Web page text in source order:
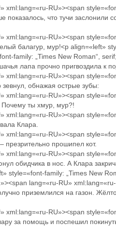
RU»><span
что тучи заслонили
RU»><span
балагур, мур!<p align=«left»
family: „Times New Roman“,
лапа прочно пригвоздила к
RU»><span
обнажая острые зубы:
RU»><span
ты хмур, мур?!
RU»><span
Клара.
RU»><span
прошипел кот.
RU»><span
обидчика в нос. А Клара
style=«font-family: „Times New
lang=«ru-RU»
приземлился на газон.
RU»><span
за помощь и поспешил